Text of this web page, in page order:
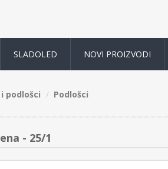
SLADOLED NOVI PROIZVODI
podlošci
Podlošci
- 25/1